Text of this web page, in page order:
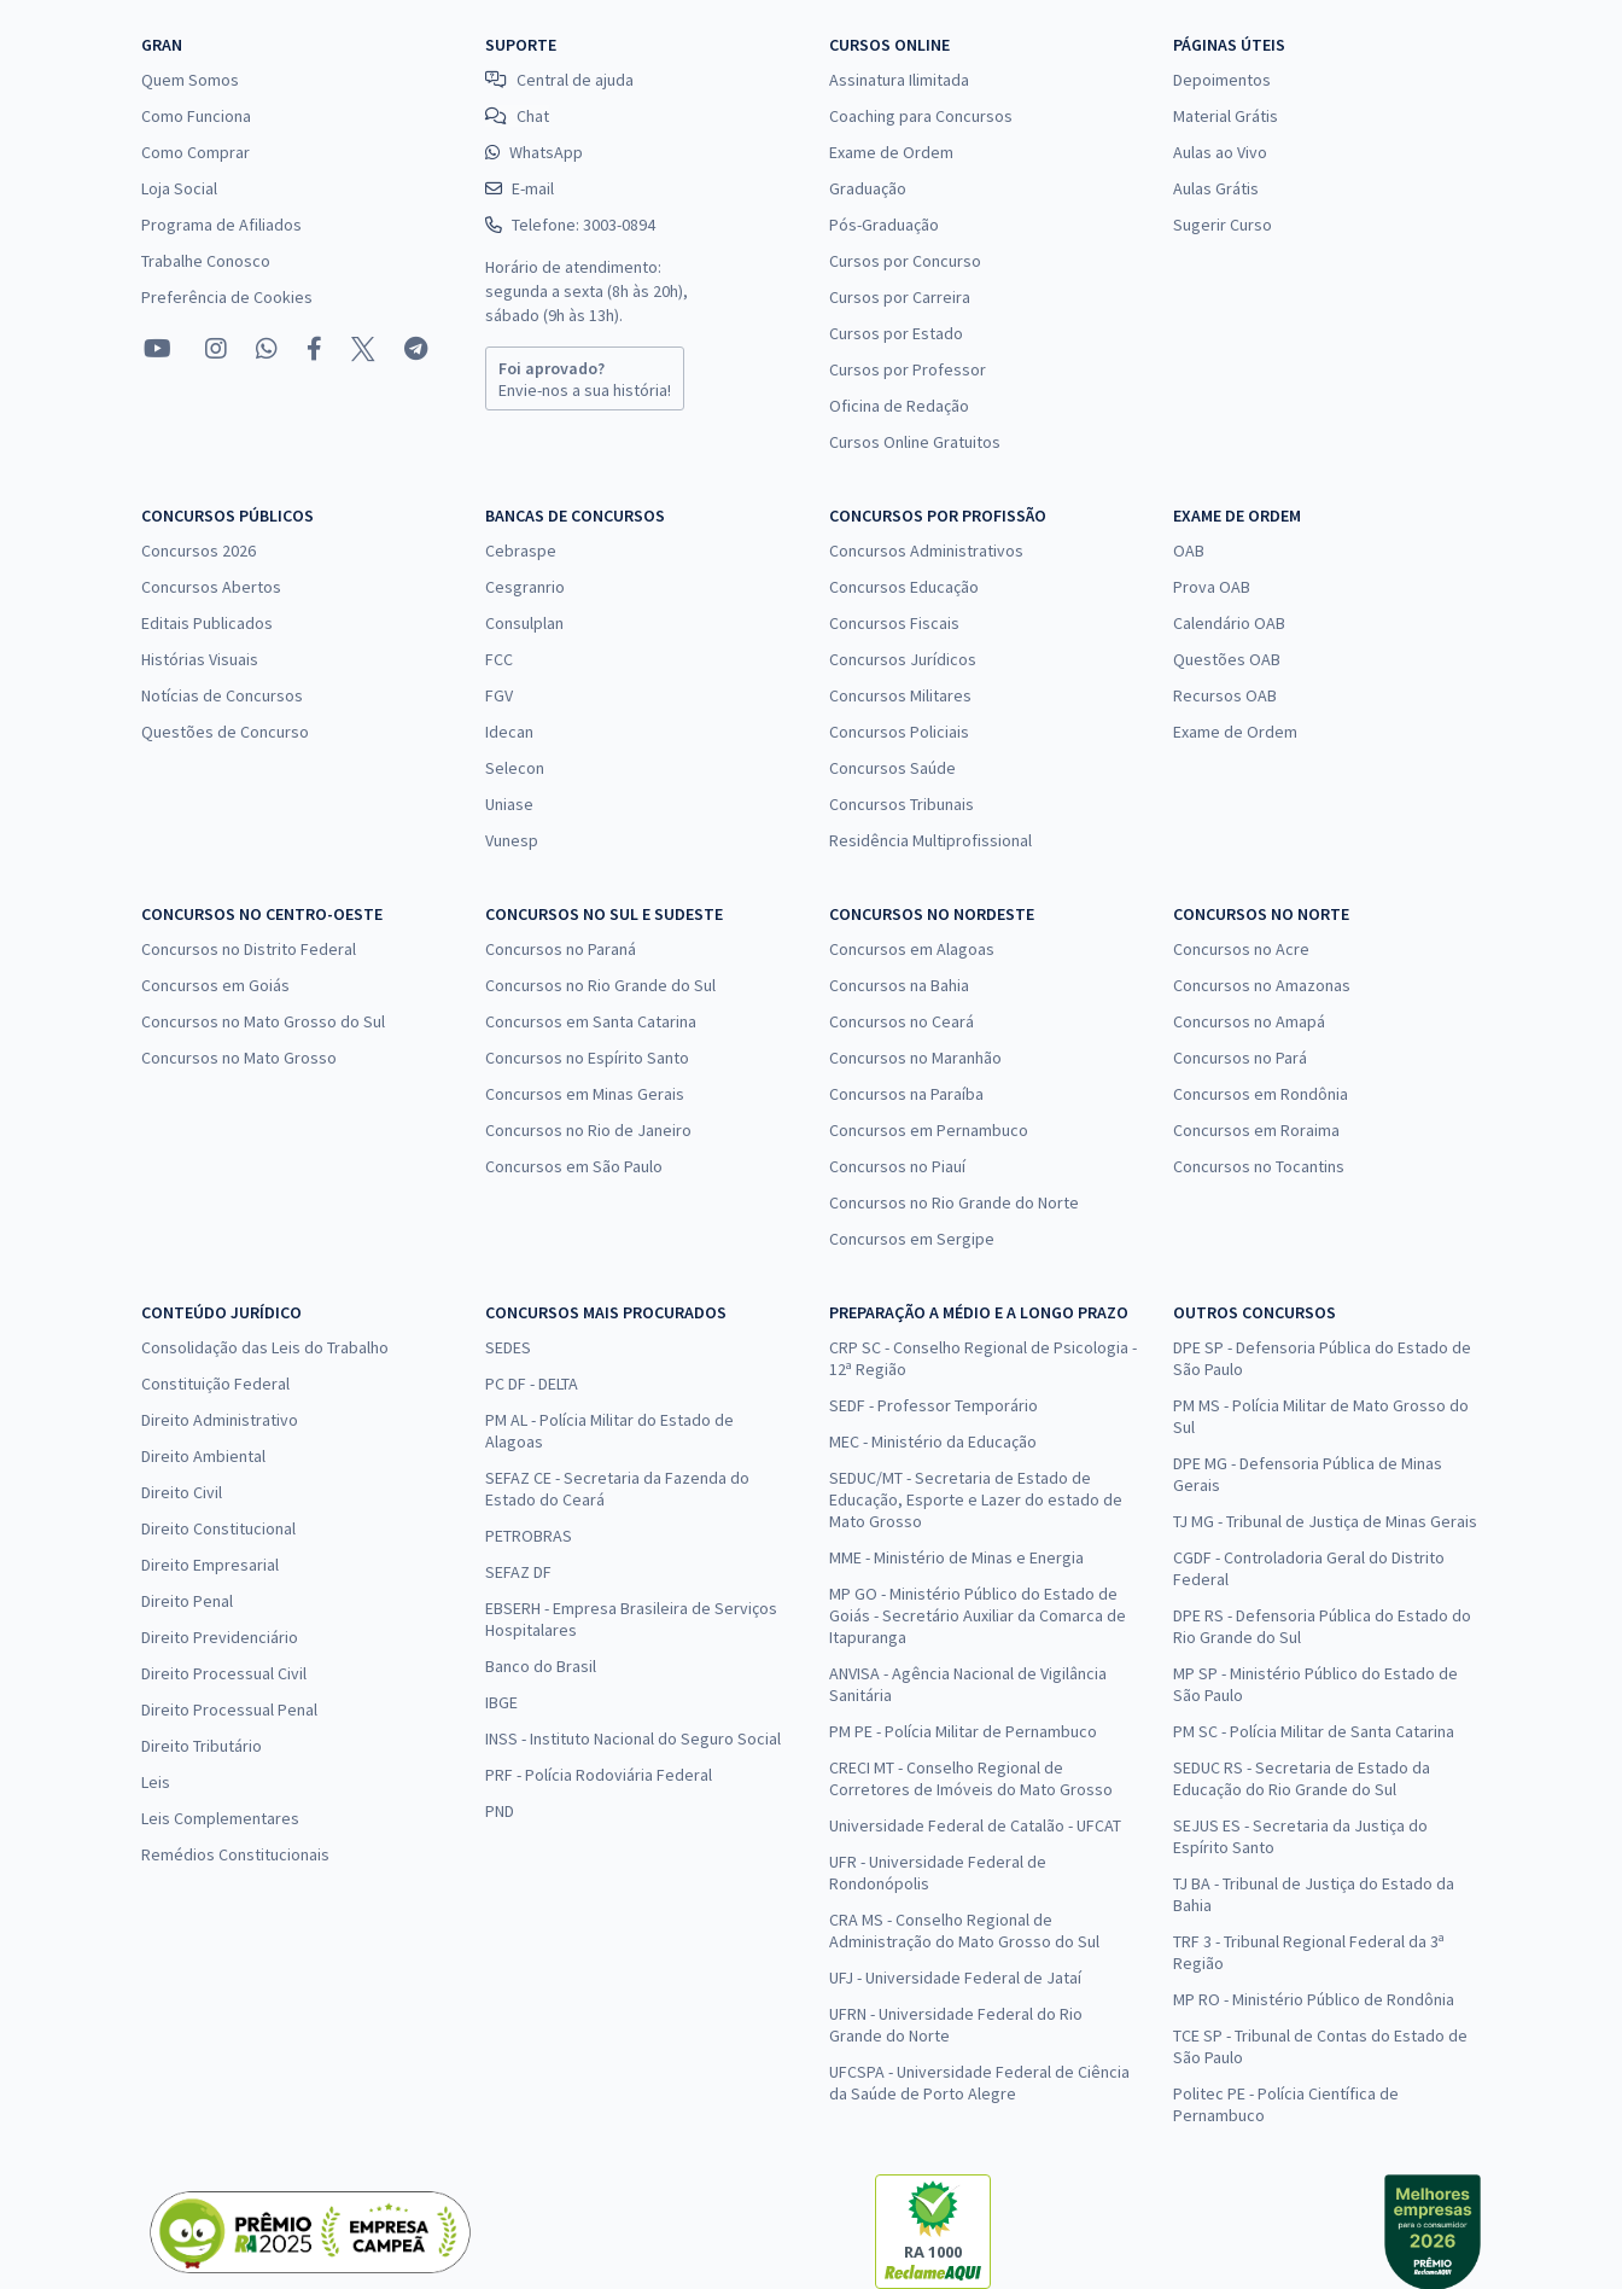
GRAN
Quem Somos
Como Funciona
Como Comprar
Loja Social
Programa de Afiliados
Trabalhe Conosco
Preferência de Cookies
SUPORTE
Central de ajuda
Chat
WhatsApp
E-mail
Telefone: 3003-0894
Horário de atendimento:
segunda a sexta (8h às 20h),
sábado (9h às 13h).
Foi aprovado?
Envie-nos a sua história!
CURSOS ONLINE
Assinatura Ilimitada
Coaching para Concursos
Exame de Ordem
Graduação
Pós-Graduação
Cursos por Concurso
Cursos por Carreira
Cursos por Estado
Cursos por Professor
Oficina de Redação
Cursos Online Gratuitos
PÁGINAS ÚTEIS
Depoimentos
Material Grátis
Aulas ao Vivo
Aulas Grátis
Sugerir Curso
CONCURSOS PÚBLICOS
Concursos 2026
Concursos Abertos
Editais Publicados
Histórias Visuais
Notícias de Concursos
Questões de Concurso
BANCAS DE CONCURSOS
Cebraspe
Cesgranrio
Consulplan
FCC
FGV
Idecan
Selecon
Uniase
Vunesp
CONCURSOS POR PROFISSÃO
Concursos Administrativos
Concursos Educação
Concursos Fiscais
Concursos Jurídicos
Concursos Militares
Concursos Policiais
Concursos Saúde
Concursos Tribunais
Residência Multiprofissional
EXAME DE ORDEM
OAB
Prova OAB
Calendário OAB
Questões OAB
Recursos OAB
Exame de Ordem
CONCURSOS NO CENTRO-OESTE
Concursos no Distrito Federal
Concursos em Goiás
Concursos no Mato Grosso do Sul
Concursos no Mato Grosso
CONCURSOS NO SUL E SUDESTE
Concursos no Paraná
Concursos no Rio Grande do Sul
Concursos em Santa Catarina
Concursos no Espírito Santo
Concursos em Minas Gerais
Concursos no Rio de Janeiro
Concursos em São Paulo
CONCURSOS NO NORDESTE
Concursos em Alagoas
Concursos na Bahia
Concursos no Ceará
Concursos no Maranhão
Concursos na Paraíba
Concursos em Pernambuco
Concursos no Piauí
Concursos no Rio Grande do Norte
Concursos em Sergipe
CONCURSOS NO NORTE
Concursos no Acre
Concursos no Amazonas
Concursos no Amapá
Concursos no Pará
Concursos em Rondônia
Concursos em Roraima
Concursos no Tocantins
CONTEÚDO JURÍDICO
Consolidação das Leis do Trabalho
Constituição Federal
Direito Administrativo
Direito Ambiental
Direito Civil
Direito Constitucional
Direito Empresarial
Direito Penal
Direito Previdenciário
Direito Processual Civil
Direito Processual Penal
Direito Tributário
Leis
Leis Complementares
Remédios Constitucionais
CONCURSOS MAIS PROCURADOS
SEDES
PC DF - DELTA
PM AL - Polícia Militar do Estado de
Alagoas
SEFAZ CE - Secretaria da Fazenda do
Estado do Ceará
PETROBRAS
SEFAZ DF
EBSERH - Empresa Brasileira de Serviços
Hospitalares
Banco do Brasil
IBGE
INSS - Instituto Nacional do Seguro Social
PRF - Polícia Rodoviária Federal
PND
PREPARAÇÃO A MÉDIO E A LONGO PRAZO
CRP SC - Conselho Regional de Psicologia -
12ª Região
SEDF - Professor Temporário
MEC - Ministério da Educação
SEDUC/MT - Secretaria de Estado de
Educação, Esporte e Lazer do estado de
Mato Grosso
MME - Ministério de Minas e Energia
MP GO - Ministério Público do Estado de
Goiás - Secretário Auxiliar da Comarca de
Itapuranga
ANVISA - Agência Nacional de Vigilância
Sanitária
PM PE - Polícia Militar de Pernambuco
CRECI MT - Conselho Regional de
Corretores de Imóveis do Mato Grosso
Universidade Federal de Catalão - UFCAT
UFR - Universidade Federal de
Rondonópolis
CRA MS - Conselho Regional de
Administração do Mato Grosso do Sul
UFJ - Universidade Federal de Jataí
UFRN - Universidade Federal do Rio
Grande do Norte
UFCSPA - Universidade Federal de Ciência
da Saúde de Porto Alegre
OUTROS CONCURSOS
DPE SP - Defensoria Pública do Estado de
São Paulo
PM MS - Polícia Militar de Mato Grosso do
Sul
DPE MG - Defensoria Pública de Minas
Gerais
TJ MG - Tribunal de Justiça de Minas Gerais
CGDF - Controladoria Geral do Distrito
Federal
DPE RS - Defensoria Pública do Estado do
Rio Grande do Sul
MP SP - Ministério Público do Estado de
São Paulo
PM SC - Polícia Militar de Santa Catarina
SEDUC RS - Secretaria de Estado da
Educação do Rio Grande do Sul
SEJUS ES - Secretaria da Justiça do
Espírito Santo
TJ BA - Tribunal de Justiça do Estado da
Bahia
TRF 3 - Tribunal Regional Federal da 3ª
Região
MP RO - Ministério Público de Rondônia
TCE SP - Tribunal de Contas do Estado de
São Paulo
Politec PE - Polícia Científica de
Pernambuco
RA 1000